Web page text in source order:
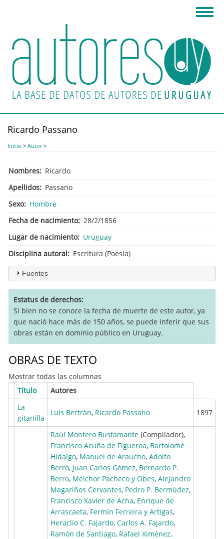
principal
Ricardo Passano
Inicio > Autor>
Nombres
Ricardo
Apellidos
Passano
Sexo
Hombre
Fecha de nacimiento
28/2/1856
Lugar de nacimiento
Uruguay
Disciplina autoral
Escritura (Poesía)
Fuentes
Estatus de derechos
Si bien no se conoce la fecha de muerte de este autor, ya
que nació hace más de 150 años, se puede inferir que sus
obras están en dominio público en Uruguay.
OBRAS DE TEXTO
Mostrar todas las columnas
Título
Autores
La
gitanilla
Luis Bertrán, Ricardo Passano 1897
Raúl Montero Bustamante (Compilador),
Francisco Acuña de Figueroa, Bartolomé
Hidalgo, Manuel de Araucho, Adolfo
Berro, Juan Carlos Gómez, Bernardo P.
Berro, Melchor Pacheco y Obes, Alejandro
Magariños Cervantes, Pedro P. Bermúdez,
Francisco Xavier de Acha, Enrique de
Arrascaeta, Fermín Ferreira y Artigas,
Heraclio C. Fajardo, Carlos A. Fajardo,
Ramón de Santiago, Rafael Ximénez,